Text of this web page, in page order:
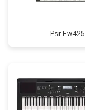
Psr-Ew425